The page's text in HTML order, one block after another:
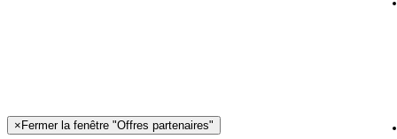
× Fermer la fenêtre "Offres partenaires"